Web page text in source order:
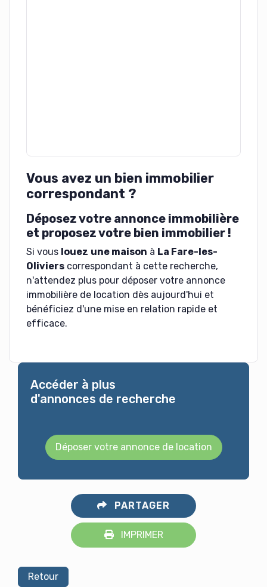
Vous avez un bien immobilier
correspondant ?
Déposez votre annonce immobilière
et proposez votre bien immobilier !
Si vous louez une maison à La Fare-les-
Olivierscorrespondant à cette recherche,
n'attendez plus pour déposer votre annonce
immobilière de location dès aujourd'hui et
bénéficiez d'une mise en relation rapide et
efficace.
Accéder à plus
d'annonces de recherche
Déposer votre annonce de location
PARTAGER
IMPRIMER
Retour